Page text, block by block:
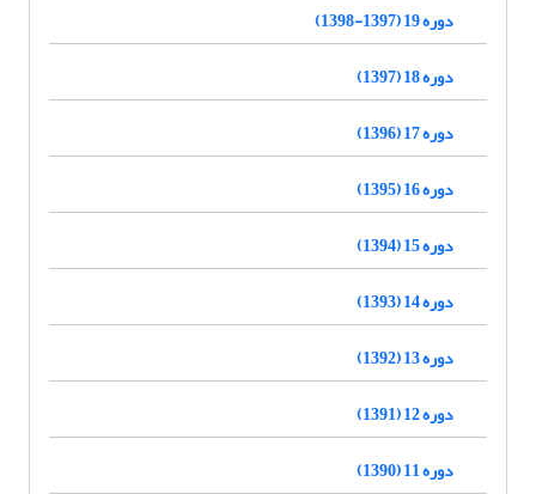
دوره 19 (1397-1398)
دوره 18 (1397)
دوره 17 (1396)
دوره 16 (1395)
دوره 15 (1394)
دوره 14 (1393)
دوره 13 (1392)
دوره 12 (1391)
دوره 11 (1390)